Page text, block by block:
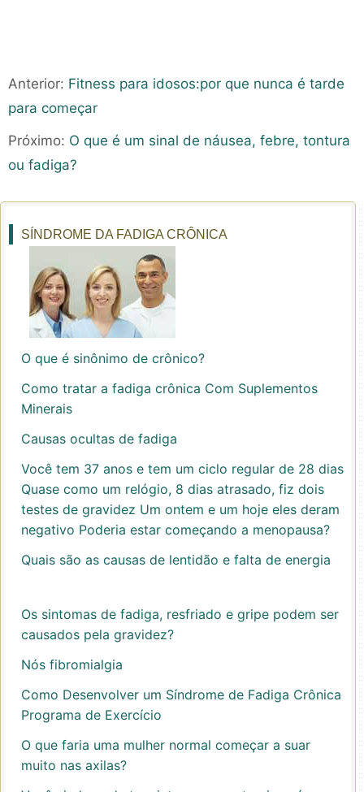
Anterior: Fitness para idosos:por que nunca é tarde
para começar
Próximo: O que é um sinal de náusea, febre, tontura
ou fadiga?
SÍNDROME DA FADIGA CRÔNICA
O que é sinônimo de crônico?
Como tratar a fadiga crônica Com Suplementos
Minerais
Causas ocultas de fadiga
Você tem 37 anos e tem um ciclo regular de 28 dias
Quase como um relógio, 8 dias atrasado, fiz dois
testes de gravidez Um ontem e um hoje eles deram
negativo Poderia estar começando a menopausa?
Quais são as causas de lentidão e falta de energia
Os sintomas de fadiga, resfriado e gripe podem ser
causados ​​​​pela gravidez?
Nós fibromialgia
Como Desenvolver um Síndrome de Fadiga Crônica
Programa de Exercício
O que faria uma mulher normal começar a suar
muito nas axilas?